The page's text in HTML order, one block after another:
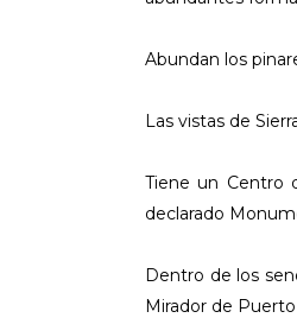
Abundan los
Las vistas de
Tiene un Centro
declarado
Dentro de los
Mirador de